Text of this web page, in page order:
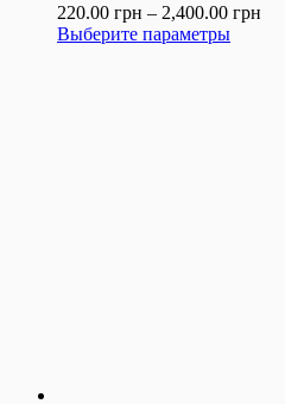
220.00 грн – 2,400.00 грн
Выберите параметры